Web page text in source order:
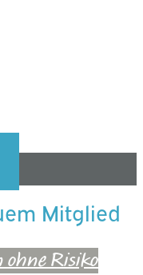
Mitglied
Risiko